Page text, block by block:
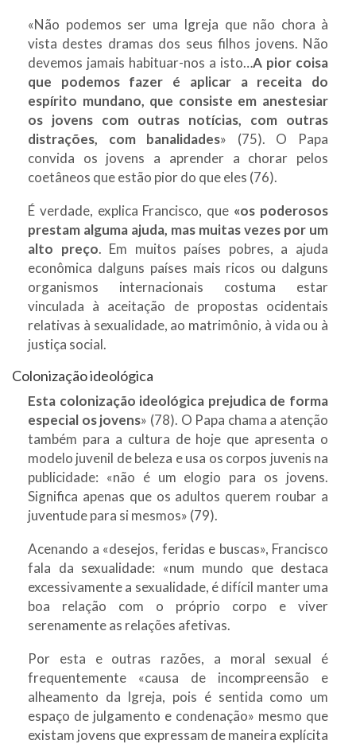
«Não podemos ser uma Igreja que não chora à
vista destes dramas dos seus filhos jovens. Não
devemos jamais habituar-nos a isto…A pior coisa
que podemos fazer é aplicar a receita do
espírito mundano, que consiste em anestesiar
os jovens com outras notícias, com outras
distrações, com banalidades» (75). O Papa
convida os jovens a aprender a chorar pelos
coetâneos que estão pior do que eles (76).
É verdade, explica Francisco, que «os poderosos
prestam alguma ajuda, mas muitas vezes por um
alto preço. Em muitos países pobres, a ajuda
econômica dalguns países mais ricos ou dalguns
organismos internacionais costuma estar
vinculada à aceitação de propostas ocidentais
relativas à sexualidade, ao matrimônio, à vida ou à
justiça social.
Colonização ideológica
Esta colonização ideológica prejudica de forma
especial os jovens» (78). O Papa chama a atenção
também para a cultura de hoje que apresenta o
modelo juvenil de beleza e usa os corpos juvenis na
publicidade: «não é um elogio para os jovens.
Significa apenas que os adultos querem roubar a
juventude para si mesmos» (79).
Acenando a «desejos, feridas e buscas», Francisco
fala da sexualidade: «num mundo que destaca
excessivamente a sexualidade, é difícil manter uma
boa relação com o próprio corpo e viver
serenamente as relações afetivas.
Por esta e outras razões, a moral sexual é
frequentemente «causa de incompreensão e
alheamento da Igreja, pois é sentida como um
espaço de julgamento e condenação» mesmo que
existam jovens que expressam de maneira explícita